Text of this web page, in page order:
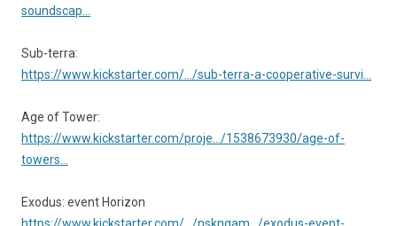
soundscap…
Sub-terra:
https://www.kickstarter.com/…/sub-terra-a-cooperative-survi…
Age of Tower:
https://www.kickstarter.com/proje…/1538673930/age-of-
towers…
Exodus: event Horizon
https://www.kickstarter.com/…/nskngam…/exodus-event-